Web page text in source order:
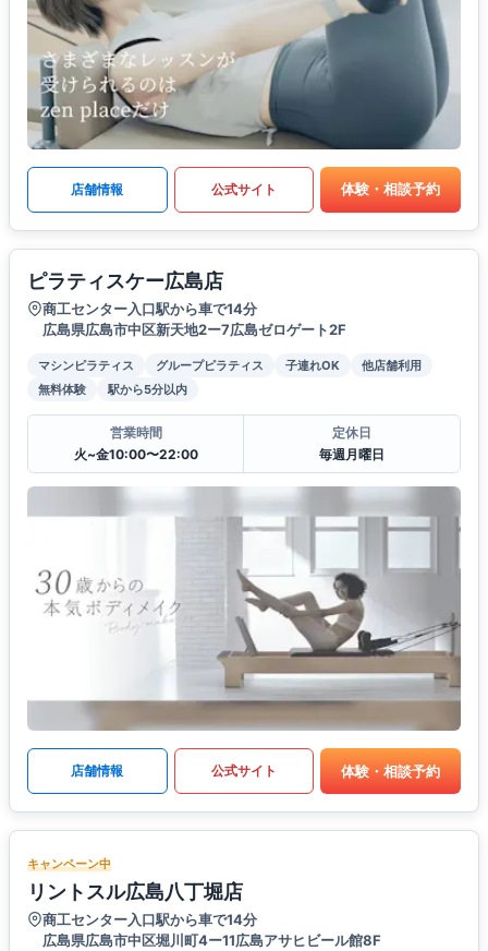
店舗情報 公式サイト 体験・相談予約
ピラティスケー広島店
商工センター入口駅から車で14分
広島県広島市中区新天地2ー7広島ゼロゲート2F
マシンピラティス グループピラティス 子連れOK
他店舗利用
無料体験
駅から5分以内
営業時間
火~金10:00〜22:00
定休日
毎週月曜日
店舗情報 公式サイト 体験・相談予約
キャンペーン中
リントスル広島八丁堀店
商工センター入口駅から車で14分
広島県広島市中区堀川町4ー11広島アサヒビール館8F